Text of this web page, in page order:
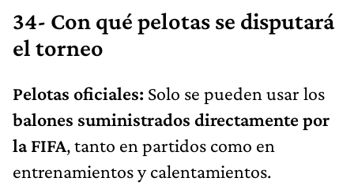
34- Con qué pelotas se disputará
el torneo
Pelotas oficiales: Solo se pueden usar los
balones suministrados directamente por
la FIFA, tanto en partidos como en
entrenamientos y calentamientos.